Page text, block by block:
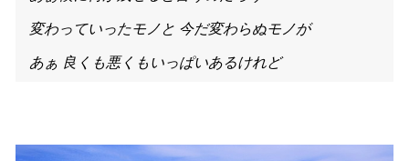
変わっていったモノと 今だ変わらぬモノが
あぁ 良くも悪くもいっぱいあるけれど